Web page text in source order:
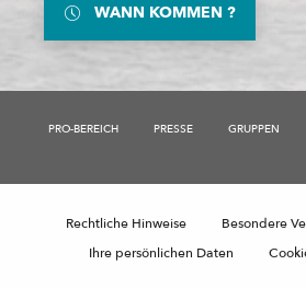
WANN KOMMEN ?
PRO-BEREICH PRESSE GRUPPEN
Rechtliche Hinweise
Besondere
Ihre persönlichen Daten